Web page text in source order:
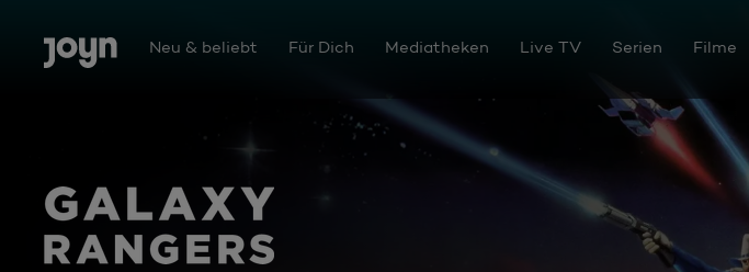
Zum Inhalt springen
Barrierefrei Neu & beliebt Für Dich Mediatheken Live TV Serien Filme
Galaxy Rangers